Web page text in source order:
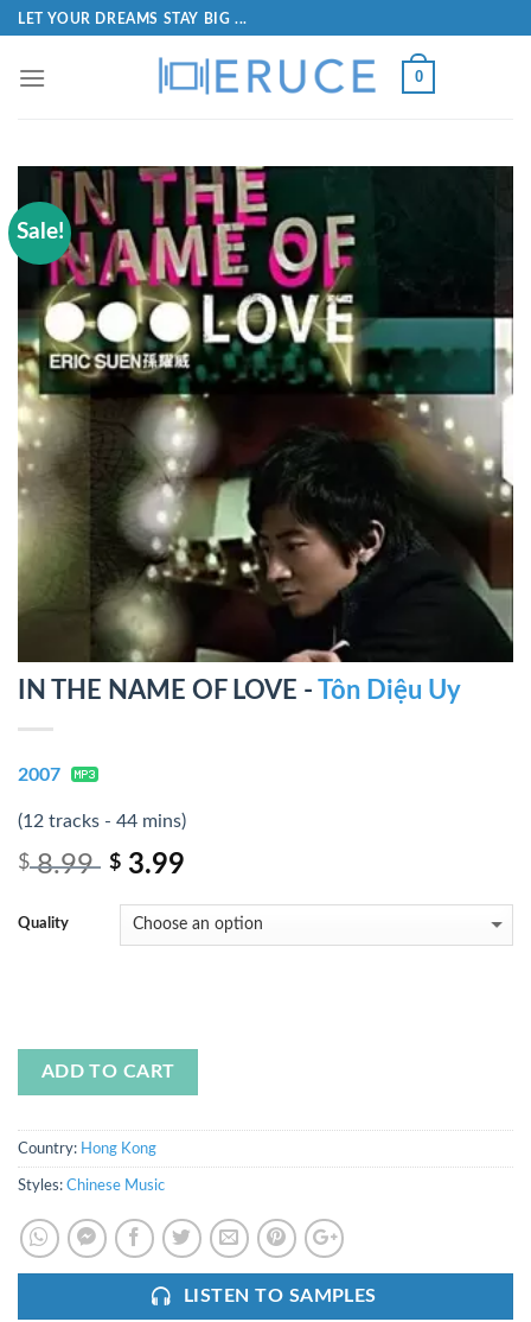
LET YOUR DREAMS STAY BIG ...
0
Sale!
IN THE NAME OF LOVE - Tôn Diệu Uy
2007
(12 tracks - 44 mins)
$8.99 $ 3.99
Quality
ADD TO CART
Country: Hong Kong
Styles: Chinese Music
LISTEN TO SAMPLES